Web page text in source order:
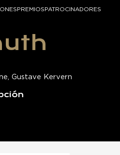
PREMIOSPATROCINADORES
Gustave Kervern